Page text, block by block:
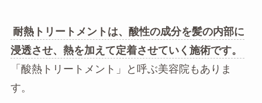
耐熱トリートメントは、酸性の成分を髪の内部に
浸透させ、熱を加えて定着させていく施術です。
「酸熱トリートメント」と呼ぶ美容院もありま
す。